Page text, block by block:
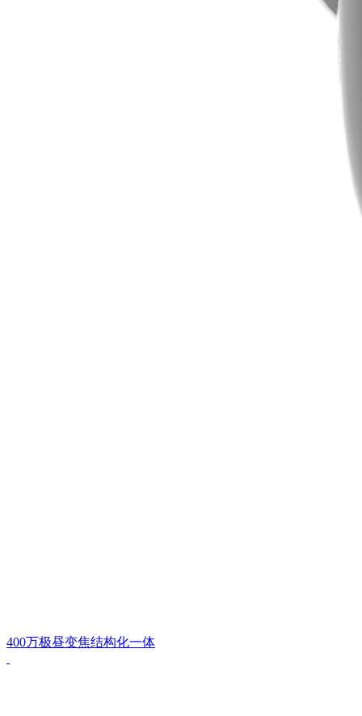
400万极昼变焦结构化一体